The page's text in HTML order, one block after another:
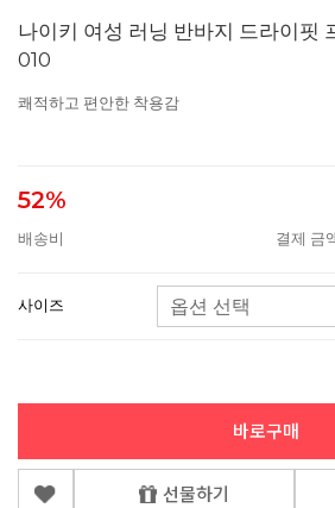
나이키 여성 러닝 반바지 드라이핏
010
쾌적하고 편안한 착용감
52%
배송비
결제 금
사이즈
바로구매
선물하기